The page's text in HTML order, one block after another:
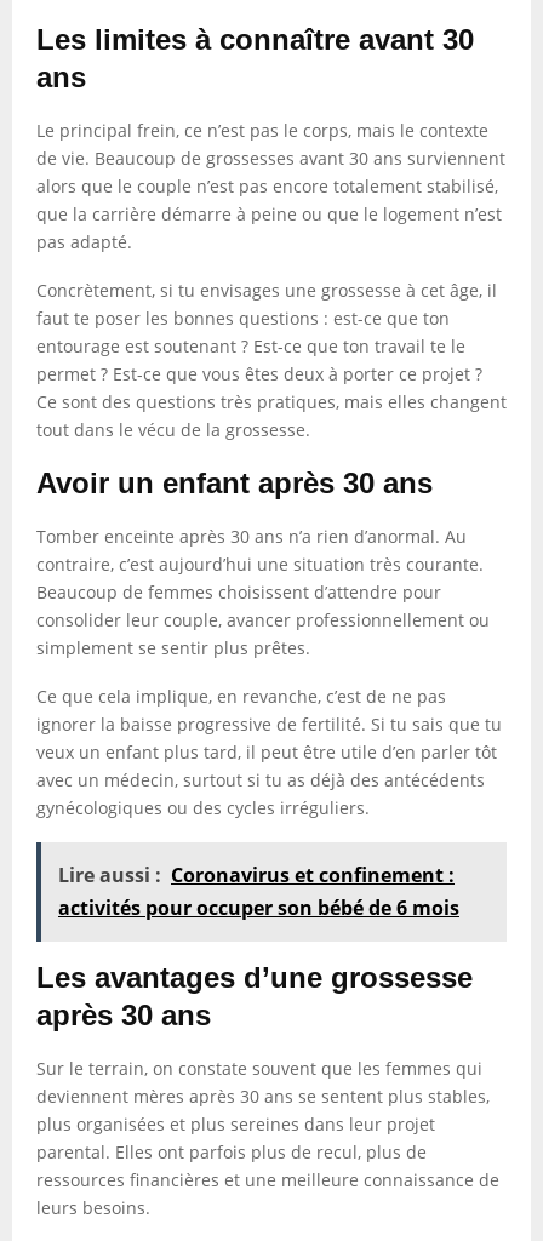
Les limites à connaître avant 30
ans
Le principal frein, ce n’est pas le corps, mais le contexte
de vie. Beaucoup de grossesses avant 30 ans surviennent
alors que le couple n’est pas encore totalement stabilisé,
que la carrière démarre à peine ou que le logement n’est
pas adapté.
Concrètement, si tu envisages une grossesse à cet âge, il
faut te poser les bonnes questions : est-ce que ton
entourage est soutenant ? Est-ce que ton travail te le
permet ? Est-ce que vous êtes deux à porter ce projet ?
Ce sont des questions très pratiques, mais elles changent
tout dans le vécu de la grossesse.
Avoir un enfant après 30 ans
Tomber enceinte après 30 ans n’a rien d’anormal. Au
contraire, c’est aujourd’hui une situation très courante.
Beaucoup de femmes choisissent d’attendre pour
consolider leur couple, avancer professionnellement ou
simplement se sentir plus prêtes.
Ce que cela implique, en revanche, c’est de ne pas
ignorer la baisse progressive de fertilité. Si tu sais que tu
veux un enfant plus tard, il peut être utile d’en parler tôt
avec un médecin, surtout si tu as déjà des antécédents
gynécologiques ou des cycles irréguliers.
Lire aussi : Coronavirus et confinement :
activités pour occuper son bébé de 6 mois
Les avantages d’une grossesse
après 30 ans
Sur le terrain, on constate souvent que les femmes qui
deviennent mères après 30 ans se sentent plus stables,
plus organisées et plus sereines dans leur projet
parental. Elles ont parfois plus de recul, plus de
ressources financières et une meilleure connaissance de
leurs besoins.